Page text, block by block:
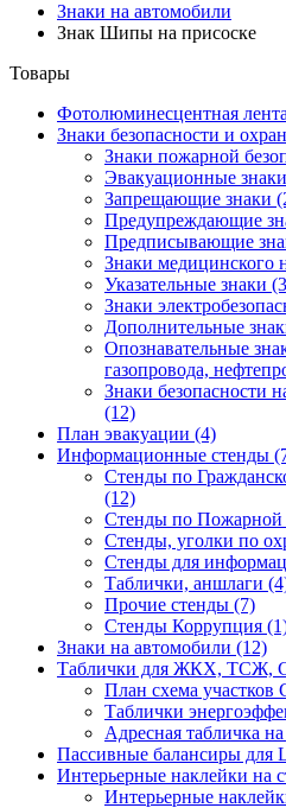
Знаки на автомобили
Знак Шипы на присоске
Товары
Фотолюминесцентная
Знаки безопасности и
Знаки пожарной
Эвакуационные знаки
Запрещающие знаки
Предупреждающие
Предписывающие
Знаки медицинского
Указательные знаки
Знаки
Дополнительные
Опознавательные
газопровода,
Знаки безопасности
(12)
План эвакуации (4)
Информационные стенды
Стенды по
(12)
Стенды по Пожарной
Стенды, уголки по
Стенды для
Таблички, аншлаги
Прочие стенды (7)
Стенды Коррупция
Знаки на автомобили (12)
Таблички для ЖКХ, ТСЖ,
План схема
Таблички
Адресная табличка
Пассивные балансиры для
Интерьерные наклейки на
Интерьерные